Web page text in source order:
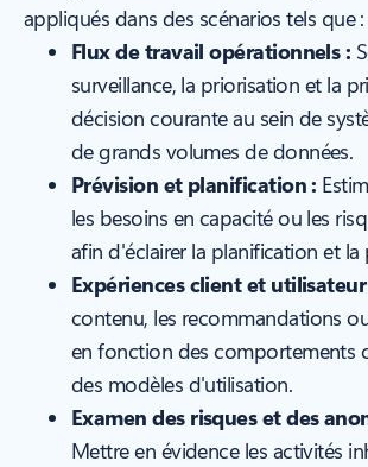
appliqués dans des scénarios tels que :
Flux de travail opérationnels :
surveillance, la priorisation et la
décision courante au sein de
de grands volumes de données.
Prévision et planification :
les besoins en capacité ou les
afin d'éclairer la planification et la
Expériences client et
contenu, les recommandations
en fonction des comportements
des modèles d'utilisation.
Examen des risques et des
Mettre en évidence les activités